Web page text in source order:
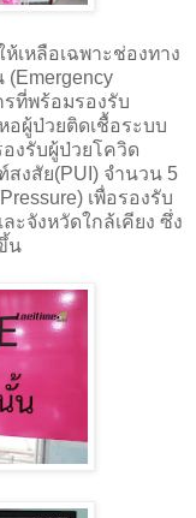
เหลือเฉพาะช่องทาง
(Emergency
รที่พร้อมรองรับ
ผู้ป่วยติดเชื้อระบบ
องรับผู้ป่วยโควิด
สงสัย(PUI) จำนวน 5
เพื่อรองรับ
ะจังหวัดใกล้เคียง ซึ่ง
น